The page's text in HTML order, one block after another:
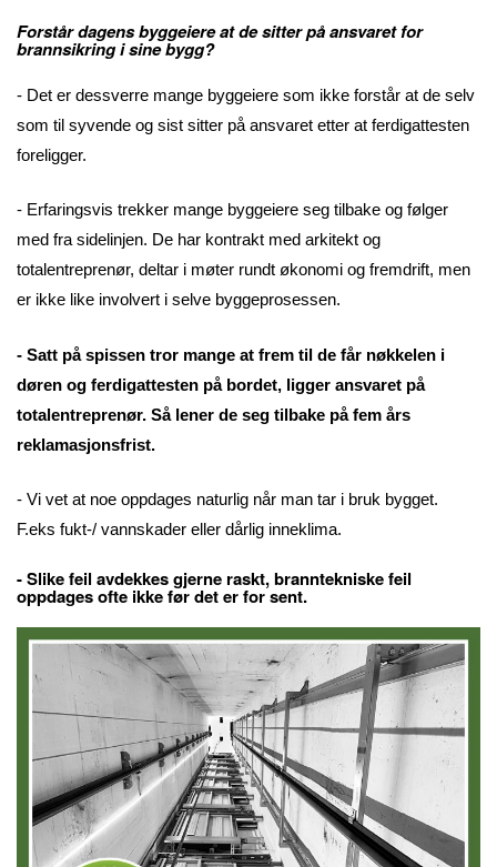
Forstår dagens byggeiere at de sitter på ansvaret for
brannsikring i sine bygg?
- Det er dessverre mange byggeiere som ikke forstår at de selv
som til syvende og sist sitter på ansvaret etter at ferdigattesten
foreligger.
- Erfaringsvis trekker mange byggeiere seg tilbake og følger
med fra sidelinjen. De har kontrakt med arkitekt og
totalentreprenør, deltar i møter rundt økonomi og fremdrift, men
er ikke like involvert i selve byggeprosessen.
- Satt på spissen tror mange at frem til de får nøkkelen i
døren og ferdigattesten på bordet, ligger ansvaret på
totalentreprenør. Så lener de seg tilbake på fem års
reklamasjonsfrist.
- Vi vet at noe oppdages naturlig når man tar i bruk bygget.
F.eks fukt-/ vannskader eller dårlig inneklima.
- Slike feil avdekkes gjerne raskt, branntekniske feil
oppdages ofte ikke før det er for sent.